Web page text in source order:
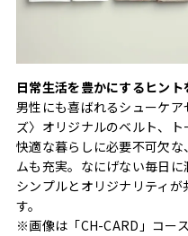
日常生活を豊かにするヒン
男性にも喜ばれるシューケ
ズ〉オリジナルのベルト、ト
快適な暮らしに必要不可欠
ムも充実。なにげない毎日に
シンプルとオリジナリティ
す。
※画像は「CH-CARD」コース